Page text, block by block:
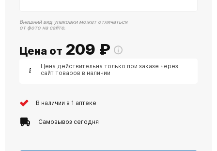
Внешний вид упаковки может отличаться
от фото на сайте.
Цена от 209 ₽
Цена действительна только при заказе через
сайт товаров в наличии
В наличии в 1 аптеке
Самовывоз сегодня